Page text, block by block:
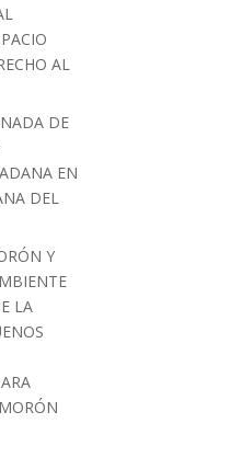
AL
DE
EN
DEL
Y
LA